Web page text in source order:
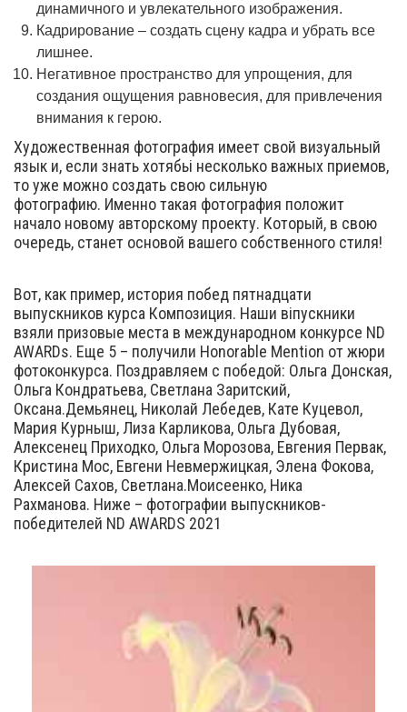
динамичного и увлекательного изображения.
Кадрирование – создать сцену кадра и убрать все
лишнее.
Негативное пространство для упрощения, для
создания ощущения равновесия, для привлечения
внимания к герою.
Художественная фотография имеет свой визуальный
язык и, если знать хотябьі несколько важных приемов,
то уже можно создать свою сильную
фотографию. Именно такая фотография положит
начало новому авторскому проекту. Который, в свою
очередь, станет основой вашего собственного стиля!
Вот, как пример, история побед пятнадцати
выпускников курса Композиция. Наши віпускники
взяли призовые места в международном конкурсе ND
AWARDs. Еще 5 – получили Honorable Mention от жюри
фотоконкурса. Поздравляем с победой: Ольга Донская,
Ольга Кондратьева, Светлана Заритский,
Оксана.Демьянец, Николай Лебедев, Кате Куцевол,
Мария Курныш, Лиза Карликова, Ольга Дубовая,
Алексенец Приходко, Ольга Морозова, Евгения Первак,
Кристина Мос, Евгени Невмержицкая, Элена Фокова,
Алексей Сахов, Светлана.Моисеенко, Ника
Рахманова. Ниже – фотографии выпускников-
победителей ND AWARDS 2021